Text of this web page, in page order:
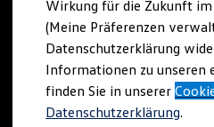
Kommunen &
Journalisten
Sportvereine
Branchenlösungen
Bau & Handwerk
Gewerbliche
Service &
Kurier, Logistik &
Wirkung für die Zukunft
(Meine Präferenzen
Datenschutzerklärung
Informationen zu unseren
finden Sie in unserer
Datenschutzerklärung.